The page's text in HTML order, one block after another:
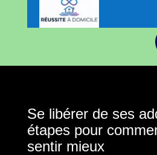
Se libérer de ses
étapes pour
sentir mieux